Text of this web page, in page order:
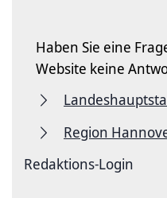
Haben Sie eine
Website keine
Region
Redaktions-Login